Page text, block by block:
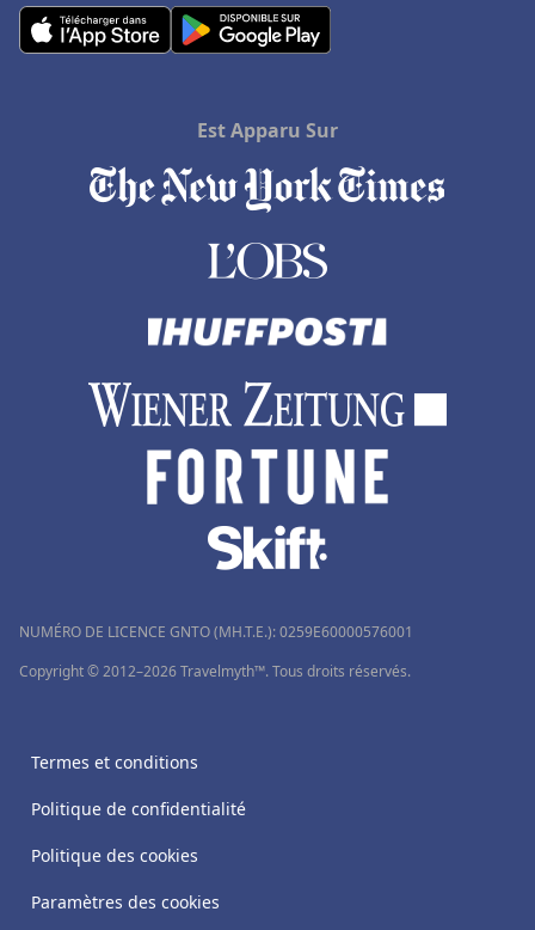
Est Apparu Sur
NUMÉRO DE LICENCE GNTO (MH.T.E.): 0259Ε60000576001
Copyright © 2012–2026 Travelmyth™. Tous droits réservés.
Termes et conditions
Politique de confidentialité
Politique des cookies
Paramètres des cookies